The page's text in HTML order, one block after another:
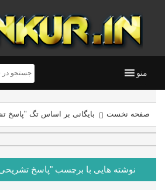
منو
صفحه نخست بایگانی بر اساس تگ "پاسخ تشریحی
نوشته هایی با برچسب "پاسخ تشریحی ارشد 97